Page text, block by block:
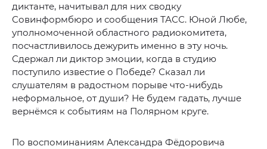
диктанте, начитывал для них сводку
Совинформбюро и сообщения ТАСС. Юной Любе,
уполномоченной областного радиокомитета,
посчастливилось дежурить именно в эту ночь.
Сдержал ли диктор эмоции, когда в студию
поступило известие о Победе? Сказал ли
слушателям в радостном порыве что-нибудь
неформальное, от души? Не будем гадать, лучше
вернёмся к событиям на Полярном круге.
По воспоминаниям Александра Фёдоровича